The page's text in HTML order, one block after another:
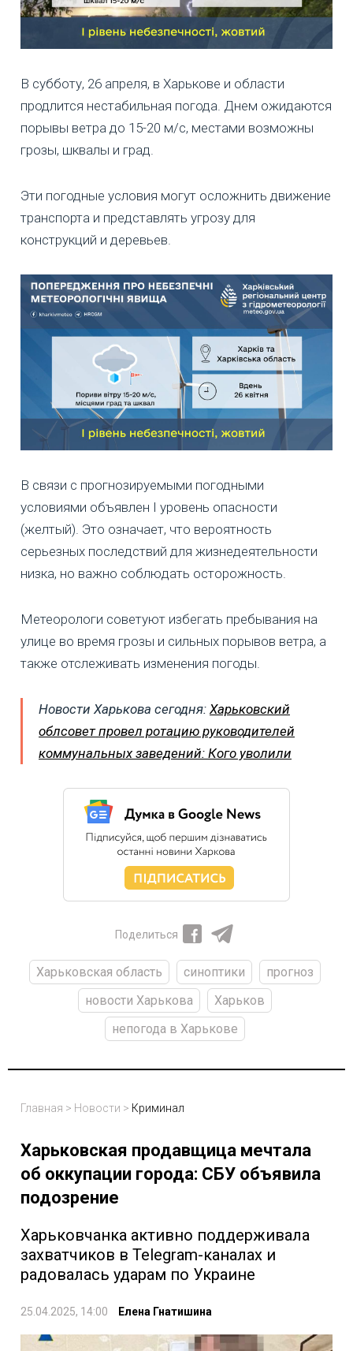
В субботу, 26 апреля, в Харькове и области
продлится нестабильная погода. Днем ожидаются
порывы ветра до 15-20 м/с, местами возможны
грозы, шквалы и град.
Эти погодные условия могут осложнить движение
транспорта и представлять угрозу для
конструкций и деревьев.
В связи с прогнозируемыми погодными
условиями объявлен I уровень опасности
(желтый). Это означает, что вероятность
серьезных последствий для жизнедеятельности
низка, но важно соблюдать осторожность.
Метеорологи советуют избегать пребывания на
улице во время грозы и сильных порывов ветра, а
также отслеживать изменения погоды.
Новости Харькова сегодня: Харьковский
облсовет провел ротацию руководителей
коммунальных заведений: Кого уволили
Поделиться
Харьковская область синоптики
прогноз
новости Харькова
Харьков
непогода в Харькове
Главная > Новости > Криминал
Харьковская продавщица мечтала
об оккупации города: СБУ объявила
подозрение
Харьковчанка активно поддерживала
захватчиков в Telegram-каналах и
радовалась ударам по Украине
25.04.2025, 14:00 Елена Гнатишина